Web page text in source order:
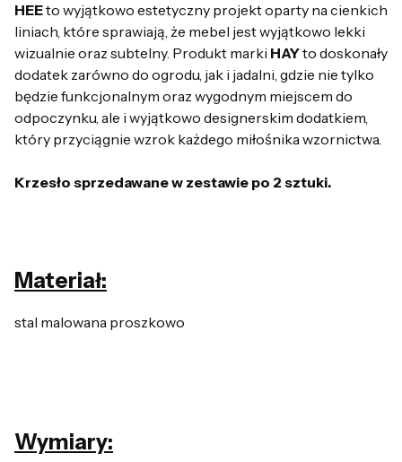
HEEto wyjątkowo estetyczny projekt oparty na cienkich
liniach, które sprawiają, że mebel jest wyjątkowo lekki
wizualnie oraz subtelny. Produkt marki HAYto doskonały
dodatek zarówno do ogrodu, jak i jadalni, gdzie nie tylko
będzie funkcjonalnym oraz wygodnym miejscem do
odpoczynku, ale i wyjątkowo designerskim dodatkiem,
który przyciągnie wzrok każdego miłośnika wzornictwa.
Krzesło sprzedawane w zestawie po 2 sztuki.
Materiał:
stal malowana proszkowo
Wymiary: